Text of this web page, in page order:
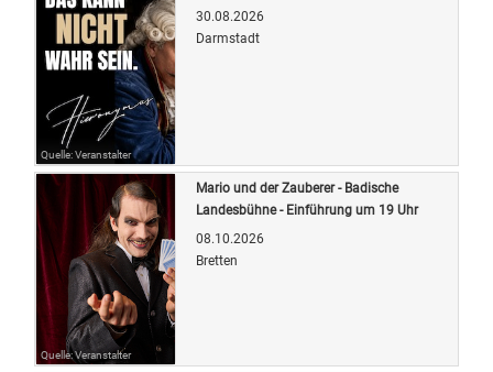
Quelle: Veranstalter
30.08.2026
Darmstadt
Quelle: Veranstalter
Mario und der Zauberer - Badische
Landesbühne - Einführung um 19 Uhr
08.10.2026
Bretten